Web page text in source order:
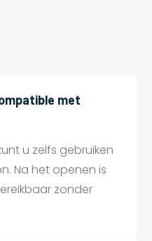
met
u zelfs gebruiken
Na het openen is
zonder